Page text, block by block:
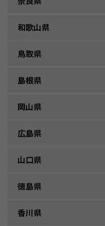
和歌山県
鳥取県
島根県
岡山県
広島県
山口県
徳島県
香川県